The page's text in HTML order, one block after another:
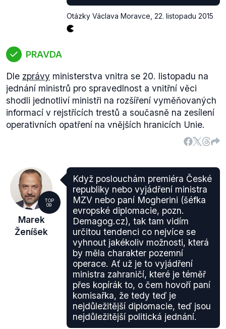
Otázky Václava Moravce 22. listopadu 2015
PRAVDA
Dle zprávy ministerstva vnitra se 20. listopadu na
jednání ministrů pro spravedlnost a vnitřní věci
shodli jednotliví ministři na rozšíření vyměňovaných
informací v rejstřících trestů a současně na zesílení
operativních opatření na vnějších hranicích Unie.
TOP
09
Marek
Ženíšek
Když poslouchám premiéra České
republiky nebo vyjádření ministra
MZV nebo paní Mogherini (šéfka
evropské diplomacie, pozn.
Demagog.cz), tak tam vidím
určitou tendenci co nejvíce se
vyhnout jakékoliv možnosti, která
by měla charakter pozemní
operace. Ať už je to vyjádření
ministra zahraničí, které je téměř
přes kopírák to, o čem hovoří paní
komisařka, že tedy teď je
nejdůležitější diplomacie, teď jsou
nejdůležitější politická jednání.